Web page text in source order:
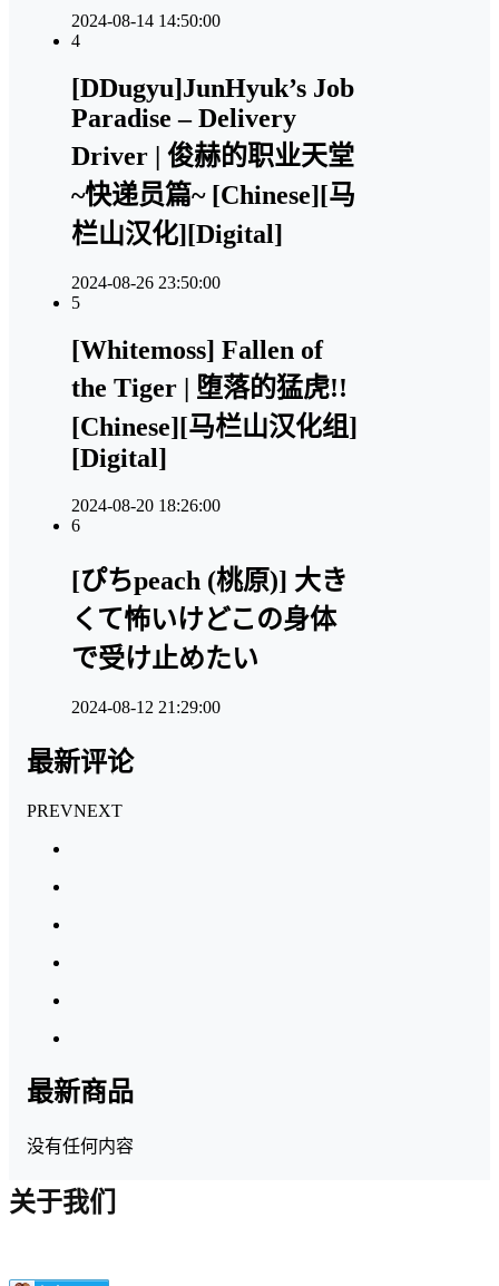
2024-08-14 14:50:00
4
[DDugyu]JunHyuk’s Job
Paradise – Delivery
Driver | 俊赫的职业天堂
~快递员篇~ [Chinese][马
栏山汉化][Digital]
2024-08-26 23:50:00
5
[Whitemoss] Fallen of
the Tiger | 堕落的猛虎!!
[Chinese][马栏山汉化组]
[Digital]
2024-08-20 18:26:00
6
[ぴちpeach (桃原)] 大き
くて怖いけどこの身体
で受け止めたい
2024-08-12 21:29:00
最新评论
PREVNEXT
最新商品
没有任何内容
关于我们